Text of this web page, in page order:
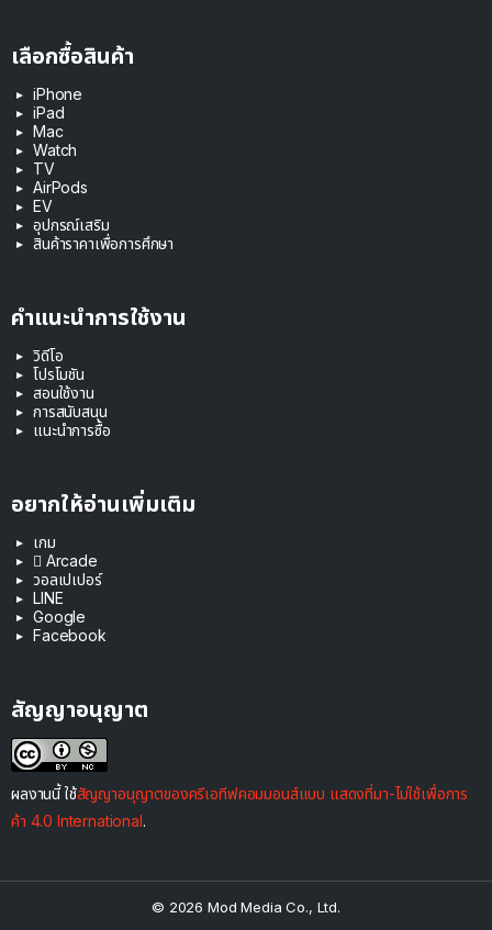
เลือกซื้อสินค้า
iPhone
iPad
Mac
Watch
TV
AirPods
EV
อุปกรณ์เสริม
สินค้าราคาเพื่อการศึกษา
คำแนะนำการใช้งาน
วิดีโอ
โปรโมชัน
สอนใช้งาน
การสนับสนุน
แนะนำการซื้อ
อยากให้อ่านเพิ่มเติม
เกม
 Arcade
วอลเปเปอร์
LINE
Google
Facebook
สัญญาอนุญาต
ผลงานนี้ ใช้สัญญาอนุญาตของครีเอทีฟคอมมอนส์แบบ แสดงที่มา-ไม่ใช้เพื่อการ
ค้า 4.0 International.
© 2026 Mod Media Co., Ltd.